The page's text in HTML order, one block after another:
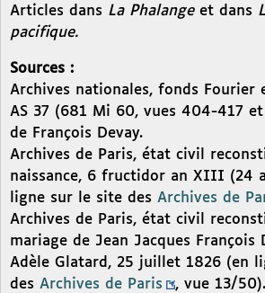
Articles dans La Phalange et dans
pacifique.
Sources :
Archives nationales, fonds Fourier
AS 37 (681 Mi 60, vues 404-417
de François Devay.
Archives de Paris, état civil
naissance, 6 fructidor an XIII (24
ligne sur le site des Archives de
Archives de Paris, état civil
mariage de Jean Jacques François
Adèle Glatard, 25 juillet 1826 (en
des Archives de Paris
, vue 13/50).